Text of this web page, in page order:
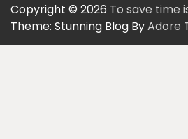
Copyright © 2026 To save time
Theme: Stunning Blog ByAdore